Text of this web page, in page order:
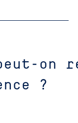
on
?